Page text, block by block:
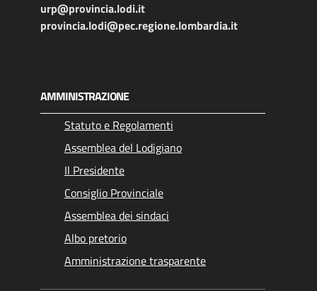
urp@provincia.lodi.it
provincia.lodi@pec.regione.lombardia.it
AMMINISTRAZIONE
Statuto e Regolamenti
Assemblea del Lodigiano
Il Presidente
Consiglio Provinciale
Assemblea dei sindaci
Albo pretorio
Amministrazione trasparente